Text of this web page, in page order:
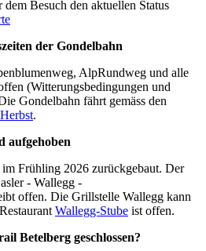
Besuch den aktuellen Status
der Gondelbahn
AlpRundweg und alle
(Witterungsbedingungen und
Gondelbahn fährt gemäss den
.
aufgehoben
Frühling 2026 zurückgebaut. Der
- Wallegg -
offen. Die Grillstelle Wallegg kann
Wallegg-Stube ist offen.
Betelberg geschlossen?